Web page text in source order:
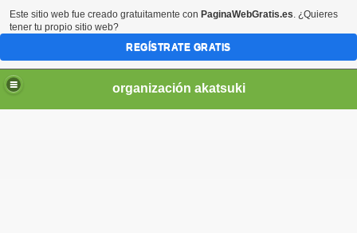
organización akatsuki
Este sitio web fue creado gratuitamente con PaginaWebGratis.es. ¿Quieres
tener tu propio sitio web?
REGÍSTRATE GRATIS